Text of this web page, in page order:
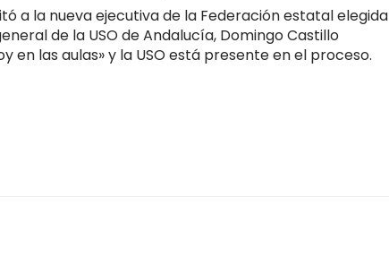
a la nueva ejecutiva de la Federación estatal elegida
de la USO de Andalucía, Domingo Castillo
en las aulas» y la USO está presente en el proceso.